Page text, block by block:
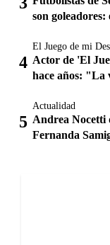
son goleadores:
El Juego de mi
Actor de 'El
hace años: "La
Actualidad
Andrea Nocetti
Fernanda